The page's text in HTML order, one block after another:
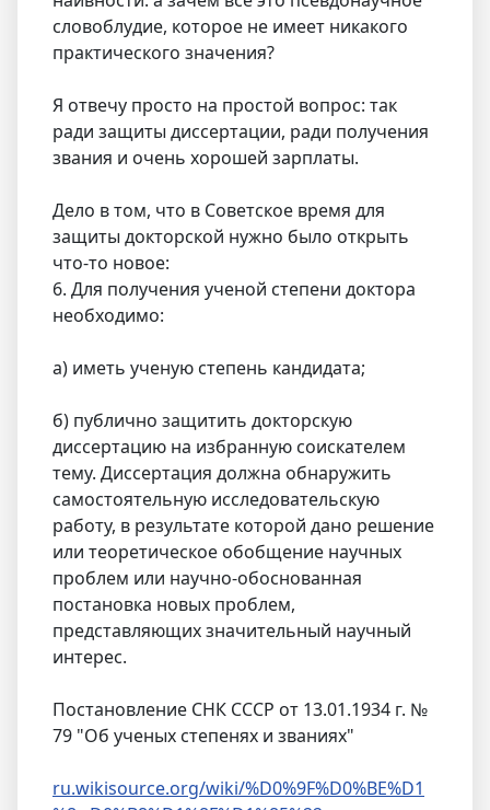
словоблудие, которое не имеет никакого
практического значения?
Я отвечу просто на простой вопрос: так
ради защиты диссертации, ради получения
звания и очень хорошей зарплаты.
Дело в том, что в Советское время для
защиты докторской нужно было открыть
что-то новое:
6. Для получения ученой степени доктора
необходимо:
а) иметь ученую степень кандидата;
б) публично защитить докторскую
диссертацию на избранную соискателем
тему. Диссертация должна обнаружить
самостоятельную исследовательскую
работу, в результате которой дано решение
или теоретическое обобщение научных
проблем или научно-обоснованная
постановка новых проблем,
представляющих значительный научный
интерес.
Постановление СНК СССР от 13.01.1934 г. №
79 "Об ученых степенях и званиях"
ru.wikisource.org/wiki/%D0%9F%D0%BE%D1